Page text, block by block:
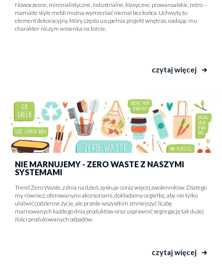
Nowoczesne, minimalistyczne, industrialne, klasyczne, prowansalskie, retro –
rozmaite style mebli można wymieniać niemal bez końca. Uchwyty to
element dekoracyjny, który często uzupełnia projekt wnętrza, nadając mu
charakter niczym wisienka na torcie.
czytaj więcej
NIE MARNUJEMY - ZERO WASTE Z NASZYMI
SYSTEMAMI
Trend Zero Waste, z dnia na dzień, zyskuje coraz więcej zwolenników. Dlatego
my również, oferowanymi akcesoriami, dokładamy cegiełkę, aby nie tylko
ułatwić codzienne życie, ale przede wszystkim zmniejszyć liczbę
marnowanych każdego dnia produktów oraz usprawnić segregację tak dużej
ilości produkowanych odpadów.
czytaj więcej